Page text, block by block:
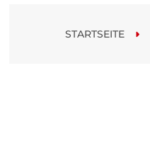
STARTSEITE